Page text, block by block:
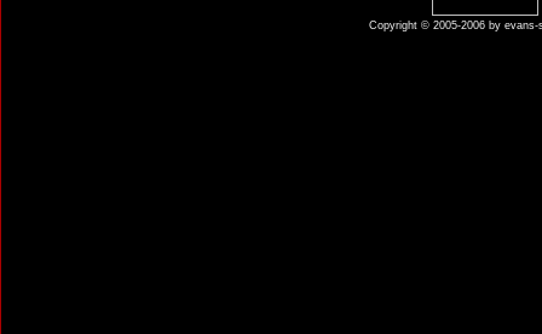
Copyright © 2005-2006 by evans-